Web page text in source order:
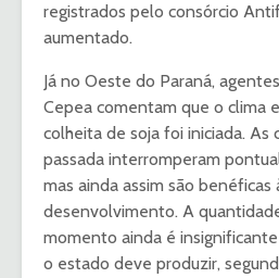
registrados pelo consórcio
aumentado.
Já no Oeste do Paraná,
Cepea comentam que o clima
colheita de soja foi iniciada. As
passada interromperam
mas ainda assim são benéficas
desenvolvimento. A
momento ainda é
o estado deve produzir,